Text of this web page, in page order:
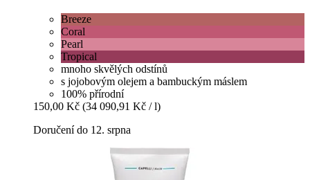
Breeze
Coral
Pearl
Tropical
mnoho skvělých odstínů
s jojobovým olejem a bambuckým máslem
100% přírodní
150,00 Kč (34 090,91 Kč / l)
Doručení do 12. srpna